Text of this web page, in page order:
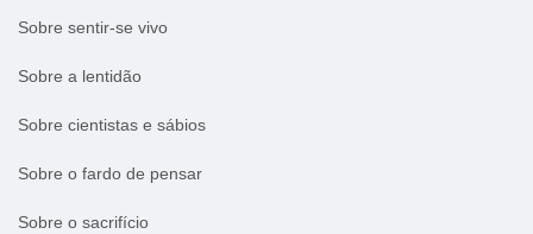
Sobre sentir-se vivo
Sobre a lentidão
Sobre cientistas e sábios
Sobre o fardo de pensar
Sobre o sacrifício